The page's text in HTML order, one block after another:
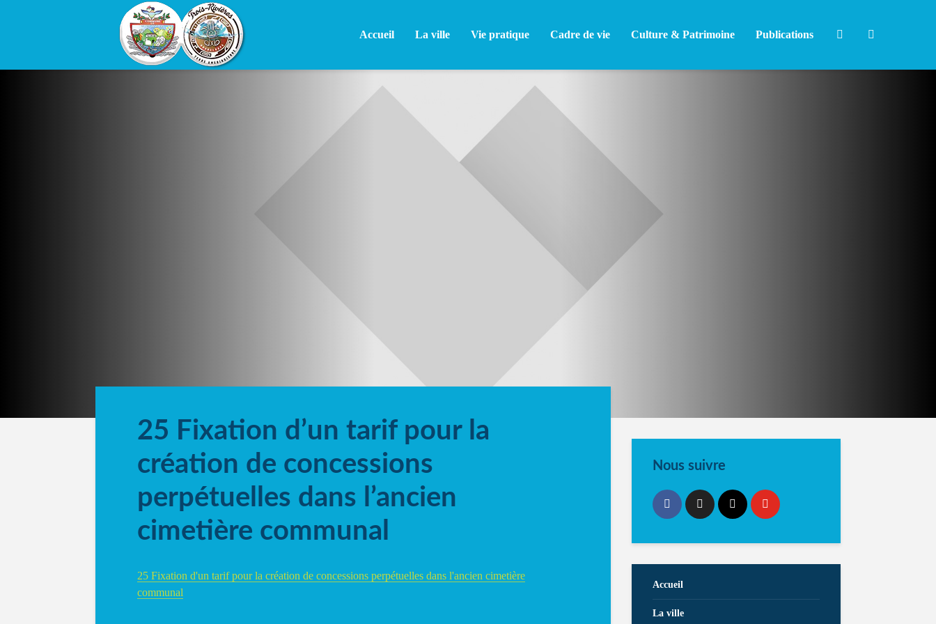
Accueil La ville Vie pratique Cadre de vie Culture & Patrimoine Publications
25 Fixation d’un tarif pour la
création de concessions
perpétuelles dans l’ancien
cimetière communal
25 Fixation d'un tarif pour la création de concessions perpétuelles dans l'ancien cimetière
communal
Nous suivre
Accueil
La ville